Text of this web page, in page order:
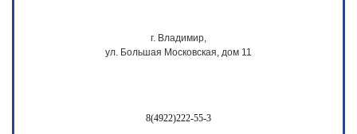
г. Владимир,
ул. Большая Московская, дом 11
8(4922)222-55-3